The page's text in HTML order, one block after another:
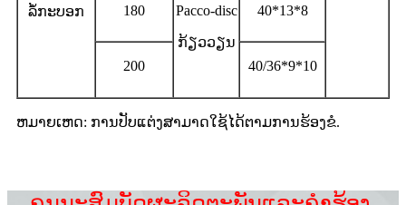
ລໍ້ກະບອກ 180 Pacco-disc
ກ້ຽວວຽນ
40*13*8
200 40/36*9*10
ຫມາຍເຫດ: ການປັບແຕ່ງສາມາດໃຊ້ໄດ້ຕາມການຮ້ອງຂໍ.